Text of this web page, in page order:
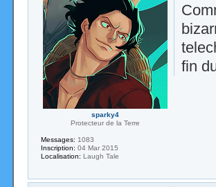
fin
sparky4
Protecteur de la Terre
Messages: 1083
Inscription: 04 Mar 2015
Localisation: Laugh Tale